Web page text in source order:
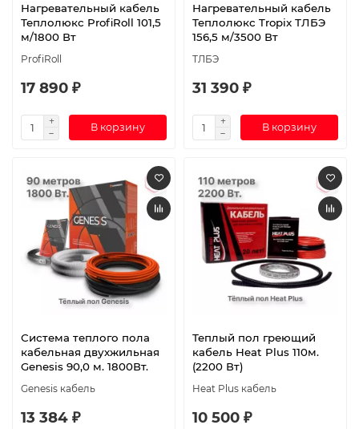
Нагревательный кабель
Теплолюкс ProfiRoll 101,5
м/1800 Вт
ProfiRoll
17 890 ₽
В корзину
Нагревательный кабель
Теплолюкс Tropix ТЛБЭ
156,5 м/3500 Вт
ТЛБЭ
31 390 ₽
В корзину
Система теплого пола
кабельная двухжильная
Genesis 90,0 м. 1800Вт.
Genesis кабель
13 384 ₽
Теплый пол греющий
кабель Heat Plus 110м.
(2200 Вт)
Heat Plus кабель
10 500 ₽